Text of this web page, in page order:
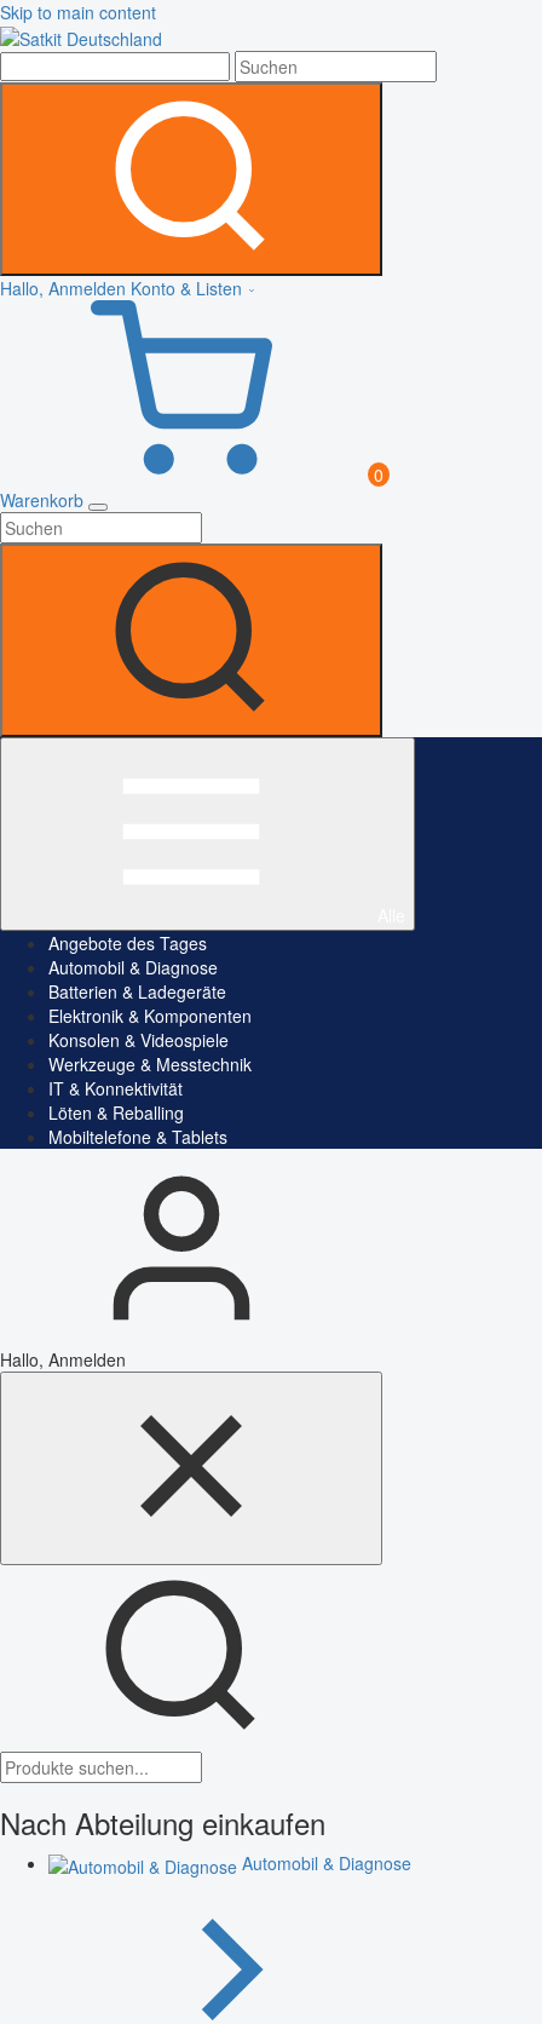
Skip to main content
Hallo, Anmelden Konto & Listen
0
Warenkorb
Angebote des Tages
Automobil & Diagnose
Batterien & Ladegeräte
Elektronik & Komponenten
Konsolen & Videospiele
Werkzeuge & Messtechnik
IT & Konnektivität
Löten & Reballing
Mobiltelefone & Tablets
Hallo, Anmelden
Nach Abteilung einkaufen
Automobil & Diagnose